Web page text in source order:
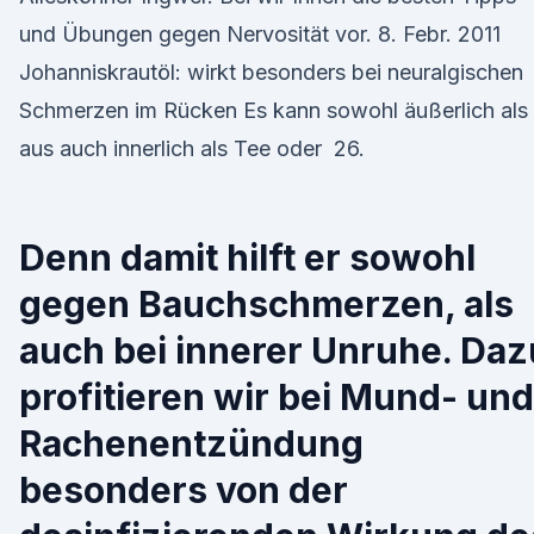
und Übungen gegen Nervosität vor. 8. Febr. 2011
Johanniskrautöl: wirkt besonders bei neuralgischen
Schmerzen im Rücken Es kann sowohl äußerlich als
aus auch innerlich als Tee oder 26.
Denn damit hilft er sowohl
gegen Bauchschmerzen, als
auch bei innerer Unruhe.
profitieren wir bei Mund- und
Rachenentzündung
besonders von der